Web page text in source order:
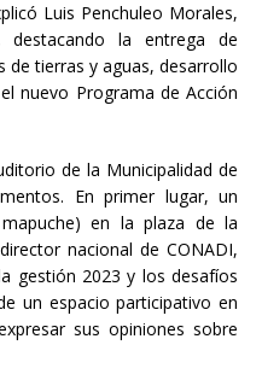
Luis Penchuleo Morales,
destacando la entrega de
tierras y aguas, desarrollo
nuevo Programa de Acción
de la Municipalidad de
En primer lugar, un
en la plaza de la
nacional de CONADI,
gestión 2023 y los desafíos
un espacio participativo en
sus opiniones sobre